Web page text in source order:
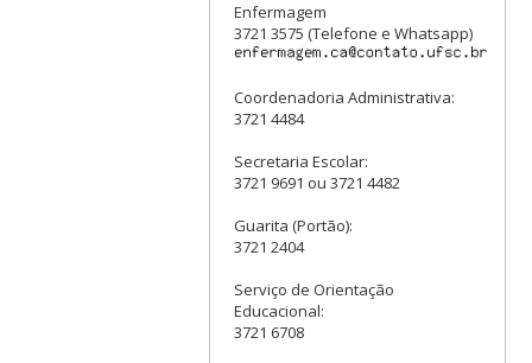
Enfermagem
3721 3575 (Telefone e Whatsapp)
Coordenadoria Administrativa:
3721 4484
Secretaria Escolar:
3721 9691 ou 3721 4482
Guarita (Portão):
3721 2404
Serviço de Orientação
Educacional:
3721 6708